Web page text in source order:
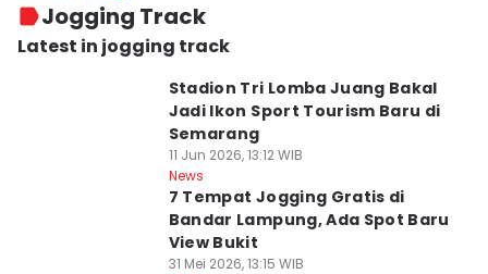
Jogging Track
Latest in jogging track
Stadion Tri Lomba Juang Bakal
Jadi Ikon Sport Tourism Baru di
Semarang
11 Jun 2026, 13:12 WIB
News
7 Tempat Jogging Gratis di
Bandar Lampung, Ada Spot Baru
View Bukit
31 Mei 2026, 13:15 WIB